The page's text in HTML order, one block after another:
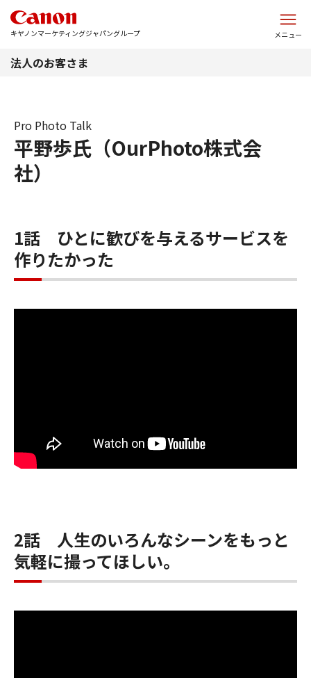
キヤノンマーケティングジャパングループ メニュー
法人のお客さま
平野歩氏（OurPhoto株式会
社）
Pro Photo Talk
1話 ひとに歓びを与えるサービスを
作りたかった
2話 人生のいろんなシーンをもっと
気軽に撮ってほしい。